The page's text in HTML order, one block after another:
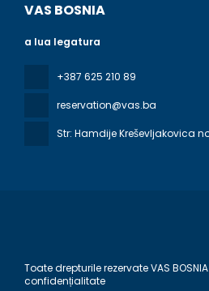
VAS BOSNIA
a lua legatura
+387 625 210 89
reservation@vas.ba
Str: Hamdije Kreševljakovica
Toate drepturile rezervate VAS
confidențialitate